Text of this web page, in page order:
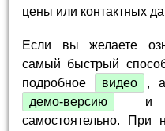
цены или контактных
Если вы желаете
самый быстрый
подробное
видео
, а
демо-версию
и
самостоятельно. При